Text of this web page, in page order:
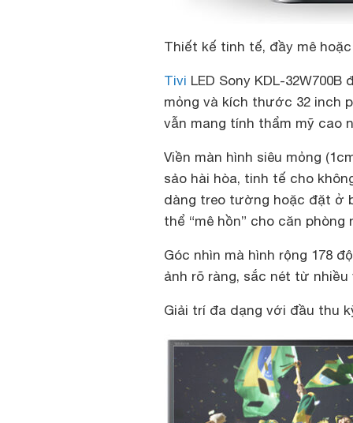
Thiết kế tinh tế, đầy mê hoặc
Tivi LED Sony KDL-
mỏng và kích thước 32 inch
vẫn mang tính thẩm mỹ cao
Viền màn hình siêu mỏng
sảo hài hòa, tinh tế cho
dàng treo tường hoặc đặt ở
thể “mê hồn” cho căn phòng
Góc nhìn mà hình rộng 178
ảnh rõ ràng, sắc nét từ
Giải trí đa dạng với đầu thu